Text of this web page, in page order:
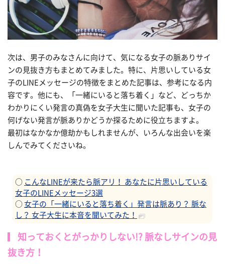
次は、男子のみなさんに向けて、気になる女子の脈ありサイ
ンの見抜き方もまとめてみました。特に、片思いしている女
子のLINEメッセージの特徴をまとめた記事は、参考になる内
容です。他にも、「一緒にいると落ち着く」など、どっちか
わかりにくい発言の真偽を女子大生に聞いた記事も、女子の
何げない発言が脈ありかどうか探るために役立ちますよ。
最初はなかなか億劫かもしれませんが、いろんな出会いを楽
しんでみてくださいね。
○ こんなLINEが来たら脈アリ！ あなたに片思いしている
女子のLINEメッセージ3選
○ 女子の「一緒にいると落ち着く」発言は脈あり？ 脈な
し？ 女子大生に本音を聞いてみた！
知っておくとがっかりしない!? 脈なしサインの見
抜き方！